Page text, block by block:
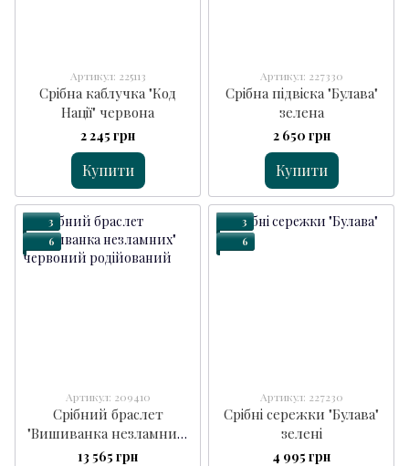
Артикул: 225113
Срібна каблучка "Код
Нації" червона
2 245 грн
Купити
Артикул: 227330
Срібна підвіска "Булава"
зелена
2 650 грн
Купити
3
6
Артикул: 209410
Срібний браслет
"Вишиванка незламних"
червоний
13 565 грн
3
6
Артикул: 227230
Срібні сережки "Булава"
зелені
4 995 грн